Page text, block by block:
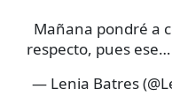
Mañana pondré a
respecto, pues ese…
— Lenia Batres